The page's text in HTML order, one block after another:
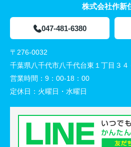
株式会社作新
047-481-6380
〒276-0032
千葉県八千代市八千代台東１丁目３４
営業時間： 9：00-18：00
定休日： 火曜日・水曜日